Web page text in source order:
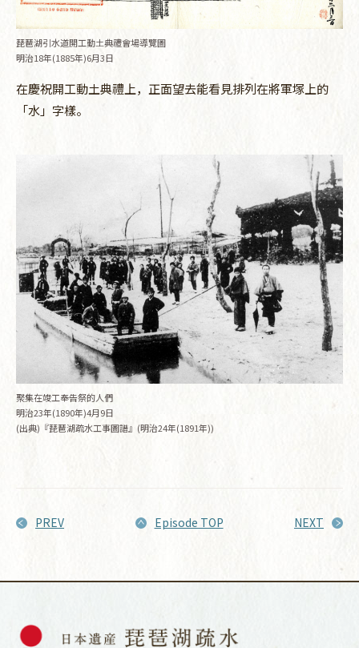
琵琶湖引水道開工動土典禮會場導覽圖
明治18年(1885年)6月3日
在慶祝開工動土典禮上，正面望去能看見排列在將軍塚上的
「水」字樣。
聚集在竣工奉告祭的人們
明治23年(1890年)4月9日
(出典)『琵琶湖疏水工事圖譜』(明治24年(1891年))
PREV Episode TOP NEXT